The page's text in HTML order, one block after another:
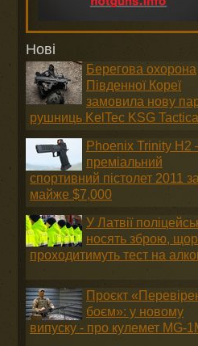
Нові
Берегова охорона
Південної Кореї
замовила нову
рушниць KelTec KSG Tactical
Phoenix Trinity
преміальний
спортивний пістолет 2011 за
майже $7,000
У Латвії
носять зброю,
проходитимуть тест на
Проєкт
боєм»: у новому
випуску - про кулемет MG-